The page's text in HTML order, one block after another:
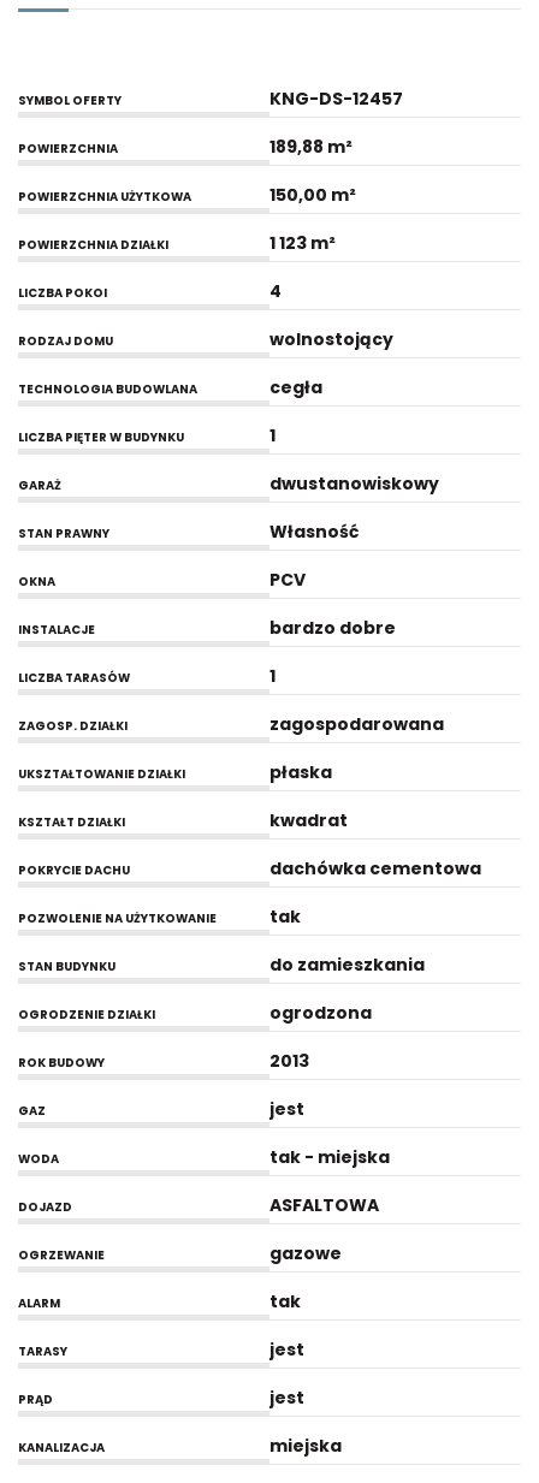
SYMBOL OFERTY KNG-DS-12457
POWIERZCHNIA 189,88 m²
POWIERZCHNIA UŻYTKOWA 150,00 m²
POWIERZCHNIA DZIAŁKI 1 123 m²
LICZBA POKOI 4
RODZAJ DOMU wolnostojący
TECHNOLOGIA BUDOWLANA cegła
LICZBA PIĘTER W BUDYNKU 1
GARAŻ dwustanowiskowy
STAN PRAWNY Własność
OKNA PCV
INSTALACJE bardzo dobre
LICZBA TARASÓW 1
ZAGOSP. DZIAŁKI zagospodarowana
UKSZTAŁTOWANIE DZIAŁKI płaska
KSZTAŁT DZIAŁKI kwadrat
POKRYCIE DACHU dachówka cementowa
POZWOLENIE NA UŻYTKOWANIE tak
STAN BUDYNKU do zamieszkania
OGRODZENIE DZIAŁKI ogrodzona
ROK BUDOWY 2013
GAZ jest
WODA tak - miejska
DOJAZD ASFALTOWA
OGRZEWANIE gazowe
ALARM tak
TARASY jest
PRĄD jest
KANALIZACJA miejska